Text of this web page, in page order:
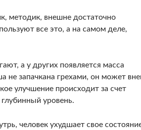
методик, внешне достаточно
все это, а на самом деле,
а у других появляется масса
не запачкана грехами, он может
улучшение происходит за счет
уровень.
человек ухудшает свое